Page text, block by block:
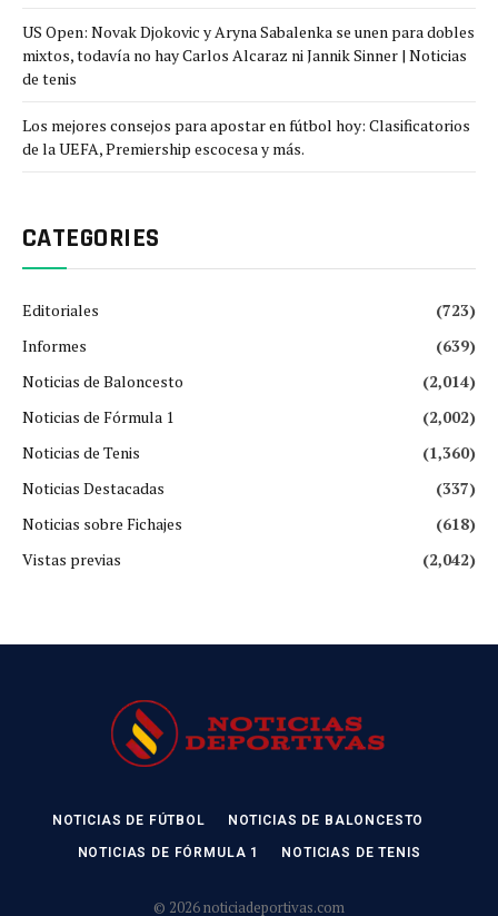
US Open: Novak Djokovic y Aryna Sabalenka se unen para dobles
mixtos, todavía no hay Carlos Alcaraz ni Jannik Sinner | Noticias
de tenis
Los mejores consejos para apostar en fútbol hoy: Clasificatorios
de la UEFA, Premiership escocesa y más.
CATEGORIES
Editoriales
(723)
Informes
(639)
Noticias de Baloncesto
(2,014)
Noticias de Fórmula 1
(2,002)
Noticias de Tenis
(1,360)
Noticias Destacadas
(337)
Noticias sobre Fichajes
(618)
Vistas previas
(2,042)
NOTICIAS DE FÚTBOL NOTICIAS DE BALONCESTO
NOTICIAS DE FÓRMULA 1 NOTICIAS DE TENIS
© 2026 noticiadeportivas.com